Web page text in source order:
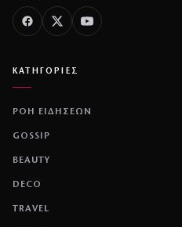
ΚΑΤΗΓΟΡΙΕΣ
ΡΟΗ ΕΙΔΗΣΕΩΝ
GOSSIP
BEAUTY
DECO
TRAVEL